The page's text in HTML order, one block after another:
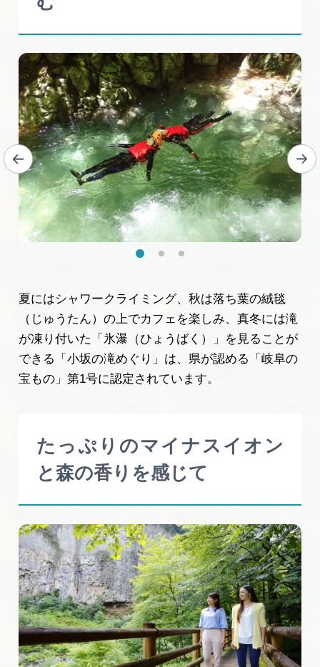
夏にはシャワークライミング、秋は落ち葉の絨毯
（じゅうたん）の上でカフェを楽しみ、真冬には滝
が凍り付いた「氷瀑（ひょうばく）」を見ることが
できる「小坂の滝めぐり」は、県が認める「岐阜の
宝もの」第1号に認定されています。
たっぷりのマイナスイオン
と森の香りを感じて